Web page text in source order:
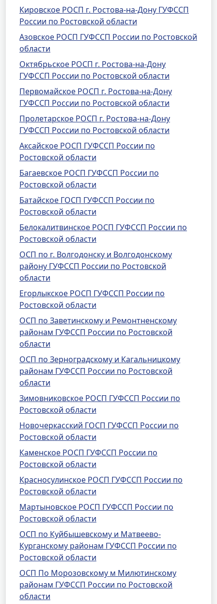
Кировское РОСП г. Ростова-на-Дону ГУФССП
России по Ростовской области
Азовское РОСП ГУФССП России по Ростовской
области
Октябрьское РОСП г. Ростова-на-Дону
ГУФССП России по Ростовской области
Первомайское РОСП г. Ростова-на-Дону
ГУФССП России по Ростовской области
Пролетарское РОСП г. Ростова-на-Дону
ГУФССП России по Ростовской области
Аксайское РОСП ГУФССП России по
Ростовской области
Багаевское РОСП ГУФССП России по
Ростовской области
Батайское ГОСП ГУФССП России по
Ростовской области
Белокалитвинское РОСП ГУФССП России по
Ростовской области
ОСП по г. Волгодонску и Волгодонскому
району ГУФССП России по Ростовской
области
Егорлыкское РОСП ГУФССП России по
Ростовской области
ОСП по Заветинскому и Ремонтненскому
районам ГУФССП России по Ростовской
области
ОСП по Зерноградскому и Кагальницкому
районам ГУФССП России по Ростовской
области
Зимовниковское РОСП ГУФССП России по
Ростовской области
Новочеркасский ГОСП ГУФССП России по
Ростовской области
Каменское РОСП ГУФССП России по
Ростовской области
Красносулинское РОСП ГУФССП России по
Ростовской области
Мартыновское РОСП ГУФССП России по
Ростовской области
ОСП по Куйбышевскому и Матвеево-
Курганскому районам ГУФССП России по
Ростовской области
ОСП По Морозовскому м Милютинскому
районам ГУФССП России по Ростовской
области